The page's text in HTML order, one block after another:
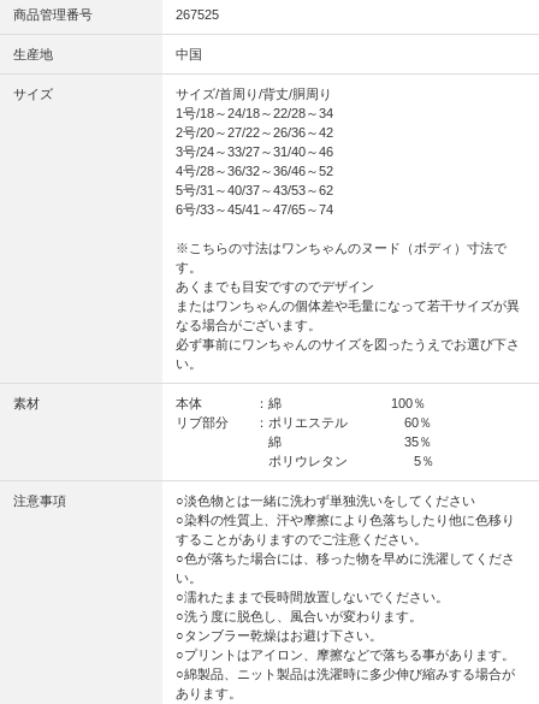
商品管理番号 267525
生産地 中国
サイズ
サイズ/首周り/背丈/胴周り
1号/18～24/18～22/28～34
2号/20～27/22～26/36～42
3号/24～33/27～31/40～46
4号/28～36/32～36/46～52
5号/31～40/37～43/53～62
6号/33～45/41～47/65～74
※こちらの寸法はワンちゃんのヌード（ボディ）寸法で
す。
あくまでも目安ですのでデザイン
またはワンちゃんの個体差や毛量になって若干サイズが異
なる場合がございます。
必ず事前にワンちゃんのサイズを図ったうえでお選び下さ
い。
素材
本体 ：綿 100％
リブ部分 ：ポリエステル 60％
綿 35％
ポリウレタン 5％
注意事項
○淡色物とは一緒に洗わず単独洗いをしてください
○染料の性質上、汗や摩擦により色落ちしたり他に色移り
することがありますのでご注意ください。
○色が落ちた場合には、移った物を早めに洗濯してくださ
い。
○濡れたままで長時間放置しないでください。
○洗う度に脱色し、風合いが変わります。
○タンブラー乾燥はお避け下さい。
○プリントはアイロン、摩擦などで落ちる事があります。
○綿製品、ニット製品は洗濯時に多少伸び縮みする場合が
あります。